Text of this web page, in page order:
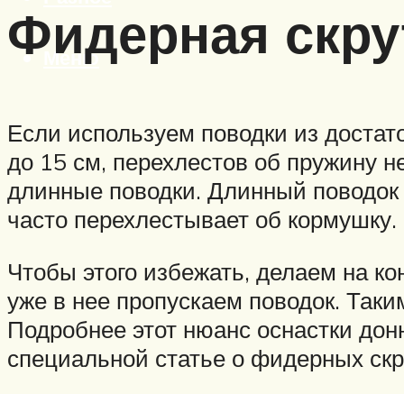
Меню
Фидерная
Если используем поводки из
до 15 см, перехлестов об пружину
длинные поводки. Длинный
часто перехлестывает об кормушку.
Чтобы этого избежать, делаем на
уже в нее пропускаем поводок.
Подробнее этот нюанс оснастки
специальной статье о фидерных